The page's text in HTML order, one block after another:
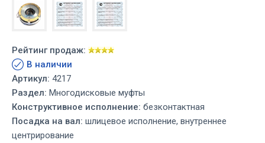
Рейтинг продаж:
В наличии
Артикул: 4217
Раздел: Многодисковые муфты
Конструктивное исполнение: безконтактная
Посадка на вал: шлицевое исполнение, внутреннее
центрирование